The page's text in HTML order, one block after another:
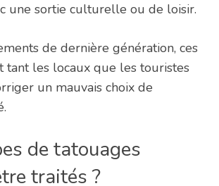
une sortie culturelle ou de loisir.
de dernière génération, ces
tant les locaux que les touristes
un mauvais choix de
de tatouages
traités ?